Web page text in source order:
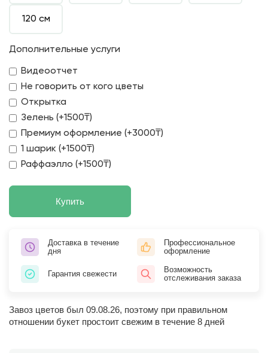
120 см
Дополнительные услуги
Видеоотчет
Не говорить от кого цветы
Открытка
Зелень (+1500₸)
Премиум оформление (+3000₸)
1 шарик (+1500₸)
Раффаэлло (+1500₸)
Купить
Доставка в течение
дня
Профессиональное
оформление
Гарантия свежести
Возможность
отслеживания заказа
Завоз цветов был 09.08.26, поэтому при правильном
отношении букет простоит свежим в течение 8 дней